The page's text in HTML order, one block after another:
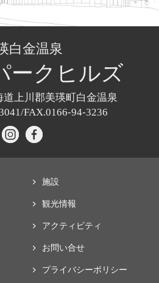
白金温泉
ークヒルズ
道上川郡美瑛町白金温泉
FAX.0166-94-3236
施設
観光情報
アクティビティ
お問い合せ
プライバシーポリシー